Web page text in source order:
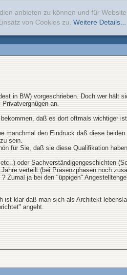
anbieten zu können und für
von Cookies zu. Weitere Details...
in BW) vorgeschrieben. Doch wer hält
an.
daß es dort oftmals wichtiger
den Eindruck daß diese
sein.
für Sie, daß sie diese Qualifikation
oder Sachverständigengeschichten
verteilt (bei Präsenzphasen noch
Zumal ja bei den "üppigen"
klar daß man sich als Architekt
angeht.